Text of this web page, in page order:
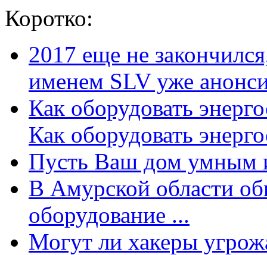
Коротко:
2017 еще не
именем SLV уже
Как оборудовать
Как оборудовать
Пусть Ваш дом умным
В Амурской области
оборудование ...
Могут ли хакеры